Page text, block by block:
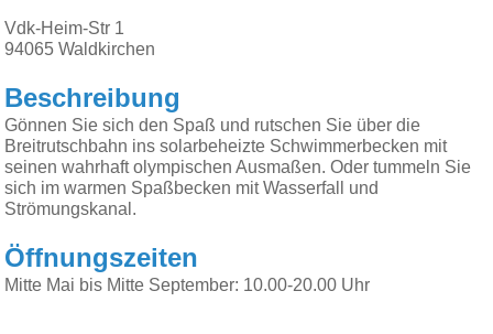
Vdk-Heim-Str 1
94065 Waldkirchen
Beschreibung
Gönnen Sie sich den Spaß und rutschen Sie über die
Breitrutschbahn ins solarbeheizte Schwimmerbecken mit
seinen wahrhaft olympischen Ausmaßen. Oder tummeln Sie
sich im warmen Spaßbecken mit Wasserfall und
Strömungskanal.
Öffnungszeiten
Mitte Mai bis Mitte September: 10.00-20.00 Uhr